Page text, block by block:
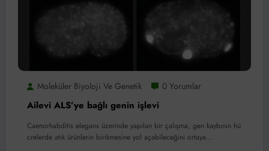
Moleküler Biyoloji Ve Genetik 0 Yorumlar
Ailevi ALS’ye bağlı genin işlevi
Caenorhabditis elegans üzerinde yapılan bir çalışma, gen kaybının hü
crelerde atık ürünlerin birikmesine yol açabileceğini ortaya…